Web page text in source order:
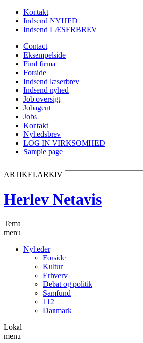
Kontakt
Indsend NYHED
Indsend LÆSERBREV
Contact
Eksempelside
Find firma
Forside
Indsend læserbrev
Indsend nyhed
Job oversigt
Jobagent
Jobs
Kontakt
Nyhedsbrev
LOG IN VIRKSOMHED
Sample page
ARTIKELARKIV
Herlev Netavis
Tema
menu
Nyheder
Forside
Kultur
Erhverv
Debat og politik
Samfund
112
Danmark
Lokal
menu